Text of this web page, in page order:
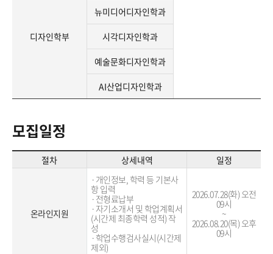
디자인학부
뉴미디어디자인학과
시각디자인학과
예술문화디자인학과
AI산업디자인학과
모집일정
절차 상세내역 일정
온라인지원
·개인정보, 학력 등 기본사
항 입력
·전형료납부
·자기소개서 및 학업계획서
(시간제 최종학력 성적) 작
성
·학업수행검사실시(시간제
제외)
2026.07.28(화) 오전
09시
~
2026.08.20(목) 오후
09시